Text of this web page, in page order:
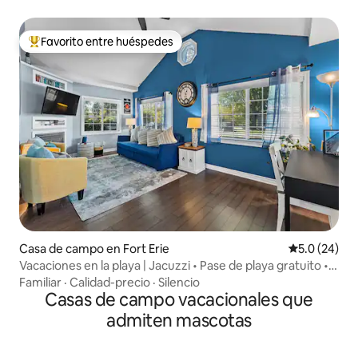
Favorito entre huéspedes preferido
Favorito entre huéspedes
Casa de campo en Fort Erie Calificación
5.0 (24)
Vacaciones en la playa | Jacuzzi • Pase de playa gratuito •
Capacidad para 6 personas
Familiar · Calidad-precio · Silencio
Casas de campo vacacionales que
admiten mascotas